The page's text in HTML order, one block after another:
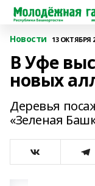
Новости 13 ОКТЯБРЯ
В Уфе
новых
Деревья
«Зеленая